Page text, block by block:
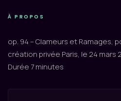
À PROPOS
op. 94 – Clameurs et Ramages,
création privée Paris, le 24 mars
Durée 7 minutes